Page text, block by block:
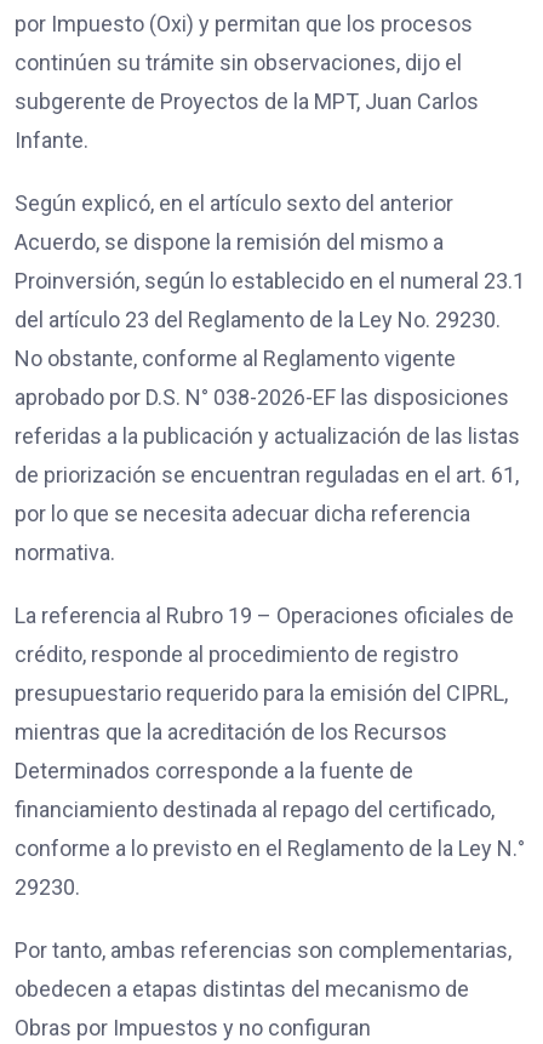
por Impuesto (Oxi) y permitan que los procesos
continúen su trámite sin observaciones, dijo el
subgerente de Proyectos de la MPT, Juan Carlos
Infante.
Según explicó, en el artículo sexto del anterior
Acuerdo, se dispone la remisión del mismo a
Proinversión, según lo establecido en el numeral 23.1
del artículo 23 del Reglamento de la Ley No. 29230.
No obstante, conforme al Reglamento vigente
aprobado por D.S. N° 038-2026-EF las disposiciones
referidas a la publicación y actualización de las listas
de priorización se encuentran reguladas en el art. 61,
por lo que se necesita adecuar dicha referencia
normativa.
La referencia al Rubro 19 – Operaciones oficiales de
crédito, responde al procedimiento de registro
presupuestario requerido para la emisión del CIPRL,
mientras que la acreditación de los Recursos
Determinados corresponde a la fuente de
financiamiento destinada al repago del certificado,
conforme a lo previsto en el Reglamento de la Ley N.°
29230.
Por tanto, ambas referencias son complementarias,
obedecen a etapas distintas del mecanismo de
Obras por Impuestos y no configuran